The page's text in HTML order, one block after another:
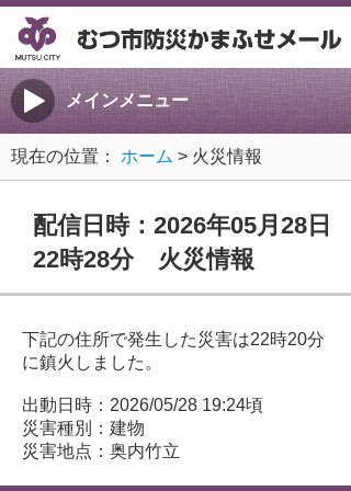
メインメニュー
現在の位置： ホーム > 火災情報
配信日時：2026年05月28日
22時28分 火災情報
下記の住所で発生した災害は22時20分
に鎮火しました。
出動日時：2026/05/28 19:24頃
災害種別：建物
災害地点：奥内竹立